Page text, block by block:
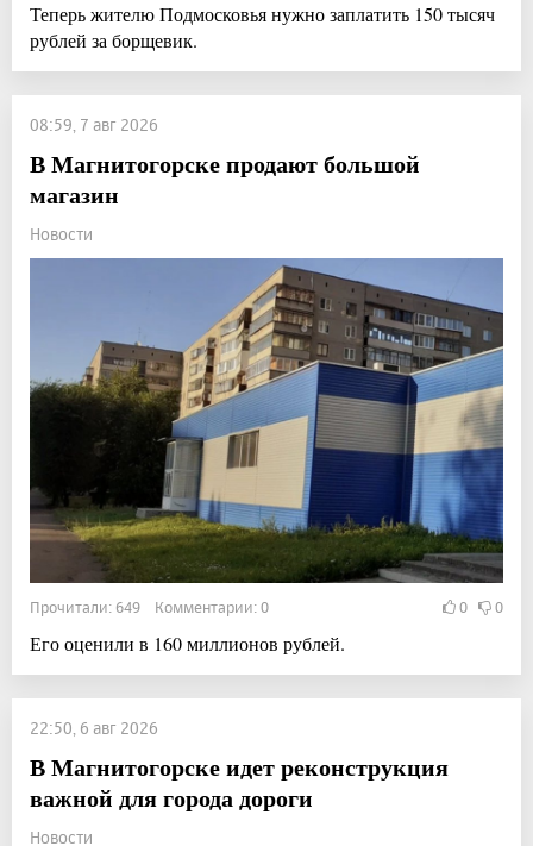
Теперь жителю Подмосковья нужно заплатить 150 тысяч
рублей за борщевик.
08:59, 7 авг 2026
В Магнитогорске продают большой
магазин
Новости
Прочитали: 649 Комментарии: 0 0 0
Его оценили в 160 миллионов рублей.
22:50, 6 авг 2026
В Магнитогорске идет реконструкция
важной для города дороги
Новости